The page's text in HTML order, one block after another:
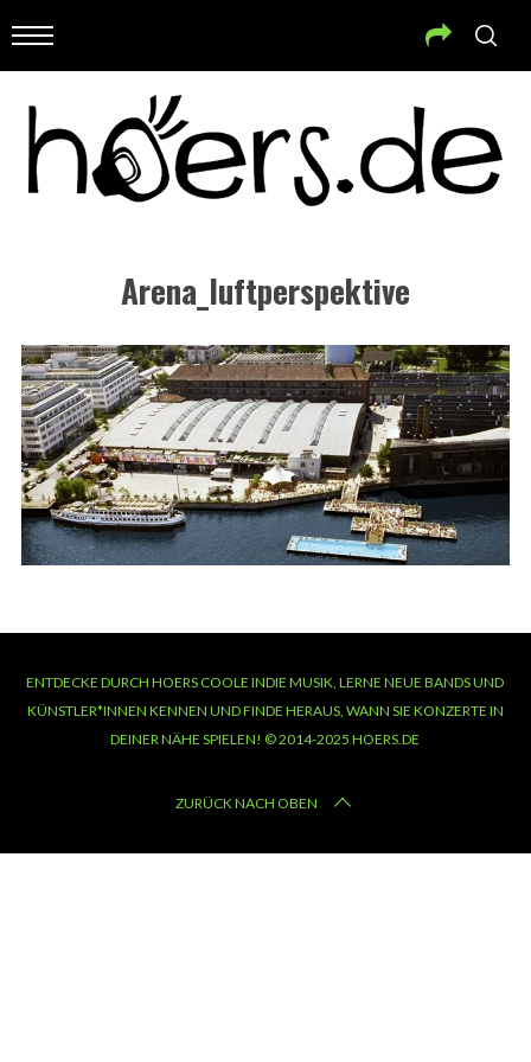
Arena_luftperspektive
ENTDECKE DURCH HOERS COOLE INDIE MUSIK, LERNE NEUE BANDS UND
KÜNSTLER*INNEN KENNEN UND FINDE HERAUS, WANN SIE KONZERTE IN
DEINER NÄHE SPIELEN! © 2014-2025 HOERS.DE
ZURÜCK NACH OBEN